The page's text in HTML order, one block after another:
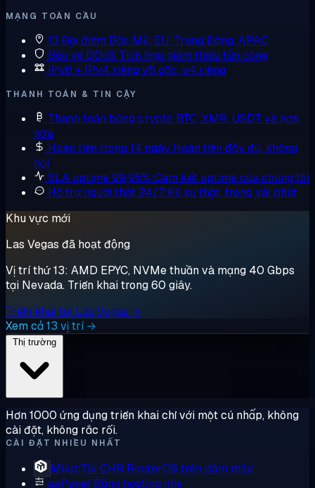
MẠNG TOÀN CẦU
13 Địa điểm Bắc Mỹ, EU, Trung Đông, APAC
Bảo vệ DDoS Tích hợp giảm thiểu tấn công
IPv6 + IPv4 riêng v6 gốc, v4 riêng
THANH TOÁN & TIN CẬY
Thanh toán bằng crypto BTC, XMR, USDT và hơn
nữa
Hoàn tiền trong 14 ngày Hoàn tiền đầy đủ, không
hỏi
SLA uptime 99,95% Cam kết uptime của chúng tôi
Hỗ trợ người thật 24/7 Kỹ sư thật, trong vài phút
Khu vực mới
Las Vegas đã hoạt động
Vị trí thứ 13: AMD EPYC, NVMe thuần và mạng 40 Gbps
tại Nevada. Triển khai trong 60 giây.
Triển khai tại Las Vegas →
Xem cả 13 vị trí →
Hơn 1000 ứng dụng triển khai chỉ với một cú nhấp, không
cài đặt, không rắc rối.
CÀI ĐẶT NHIỀU NHẤT
MikroTik CHR RouterOS trên đám mây
aaPanel Bảng hosting nhẹ